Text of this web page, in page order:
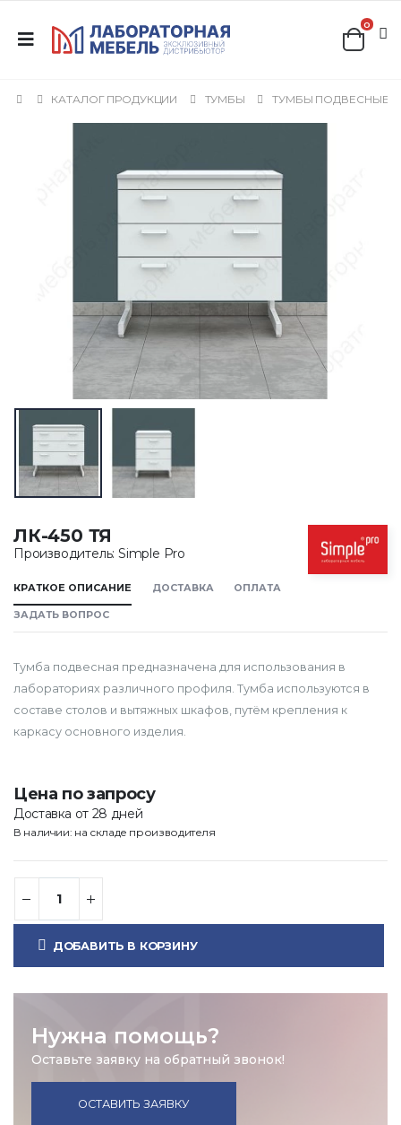
0
КАТАЛОГ ПРОДУКЦИИ ТУМБЫ ТУМБЫ ПОДВЕСНЫЕ
ЛК-450 ТЯ
Производитель: Simple Pro
КРАТКОЕ ОПИСАНИЕ ДОСТАВКА ОПЛАТА
ЗАДАТЬ ВОПРОС
Тумба подвесная предназначена для использования в
лабораториях различного профиля. Тумба используются в
составе столов и вытяжных шкафов, путём крепления к
каркасу основного изделия.
Цена по запросу
Доставка от 28 дней
В наличии: на складе производителя
ДОБАВИТЬ В КОРЗИНУ
Нужна помощь?
Оставьте заявку на обратный звонок!
ОСТАВИТЬ ЗАЯВКУ